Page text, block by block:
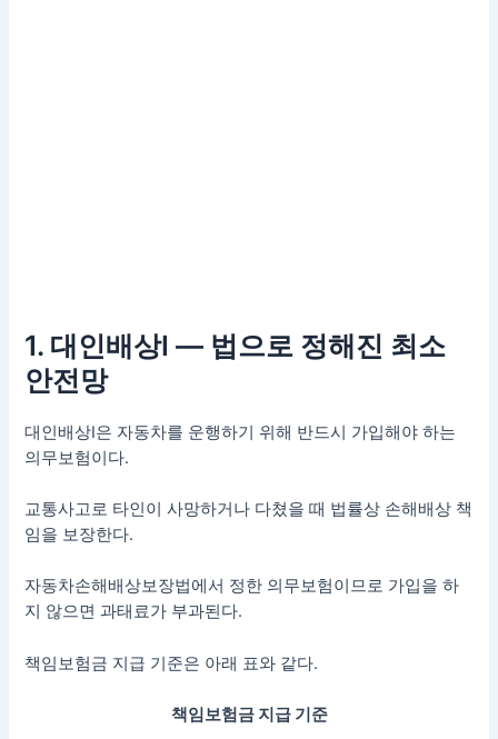
1. 대인배상Ⅰ — 법으로 정해진 최소
안전망
대인배상Ⅰ은 자동차를 운행하기 위해 반드시 가입해야 하는
의무보험이다.
교통사고로 타인이 사망하거나 다쳤을 때 법률상 손해배상 책
임을 보장한다.
자동차손해배상보장법에서 정한 의무보험이므로 가입을 하
지 않으면 과태료가 부과된다.
책임보험금 지급 기준은 아래 표와 같다.
책임보험금 지급 기준